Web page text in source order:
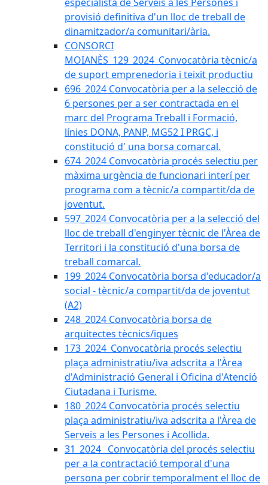
provisió definitiva d'un lloc de treball de
dinamitzador/a comunitari/ària.
CONSORCI
MOIANÈS_129_2024_Convocatòria tècnic/a
de suport emprenedoria i teixit productiu
696_2024 Convocatòria per a la selecció de
6 persones per a ser contractada en el
marc del Programa Treball i Formació,
línies DONA, PANP, MG52 I PRGC, i
constitució d' una borsa comarcal.
674_2024 Convocatòria procés selectiu per
màxima urgència de funcionari interí per
programa com a tècnic/a compartit/da de
joventut.
597_2024 Convocatòria per a la selecció del
lloc de treball d'enginyer tècnic de l'Àrea de
Territori i la constitució d'una borsa de
treball comarcal.
199_2024 Convocatòria borsa d'educador/a
social - tècnic/a compartit/da de joventut
(A2)
248_2024 Convocatòria borsa de
arquitectes tècnics/iques
173_2024_Convocatòria procés selectiu
plaça administratiu/iva adscrita a l'Àrea
d'Administració General i Oficina d'Atenció
Ciutadana i Turisme.
180_2024 Convocatòria procés selectiu
plaça administratiu/iva adscrita a l'Àrea de
Serveis a les Persones i Acollida.
31_2024_ Convocatòria del procés selectiu
per a la contractació temporal d'una
persona per cobrir temporalment el lloc de